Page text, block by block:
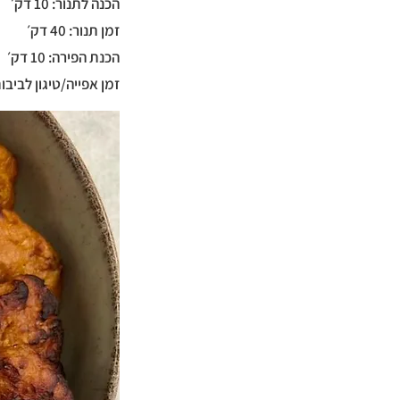
זמן תנור: 40 דק׳
הכנת הפירה: 10 דק׳
זמן אפייה/טיגון לביבות: